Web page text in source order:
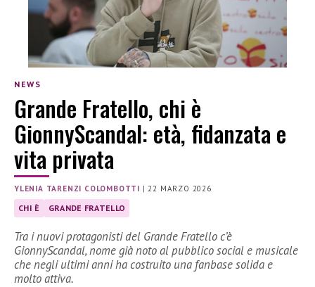
NEWS
Grande Fratello, chi è
GionnyScandal: età, fidanzata e
vita privata
YLENIA TARENZI COLOMBOTTI |22 MARZO 2026
CHI È GRANDE FRATELLO
Tra i nuovi protagonisti del Grande Fratello c’è
GionnyScandal, nome già noto al pubblico social e musicale
che negli ultimi anni ha costruito una fanbase solida e
molto attiva.